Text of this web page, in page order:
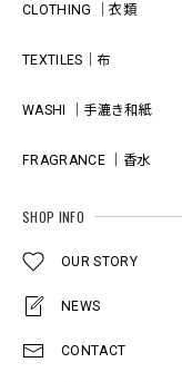
CLOTHING ｜衣類
TEXTILES｜布
WASHI ｜手漉き和紙
FRAGRANCE ｜香水
SHOP INFO
OUR STORY
NEWS
CONTACT